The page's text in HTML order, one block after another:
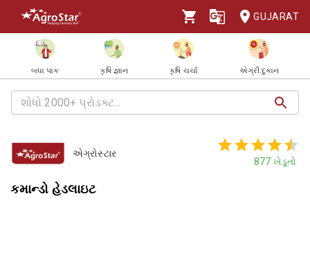
GUJARAT
બધા પાક કૃષિ જ્ઞાન કૃષિ ચર્ચા એગ્રી દુકાન
એગ્રોસ્ટાર
877 ખેડૂતો
કમાન્ડો હેડલાઇટ